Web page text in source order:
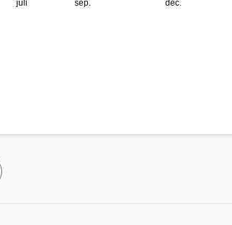
juli sep. dec.